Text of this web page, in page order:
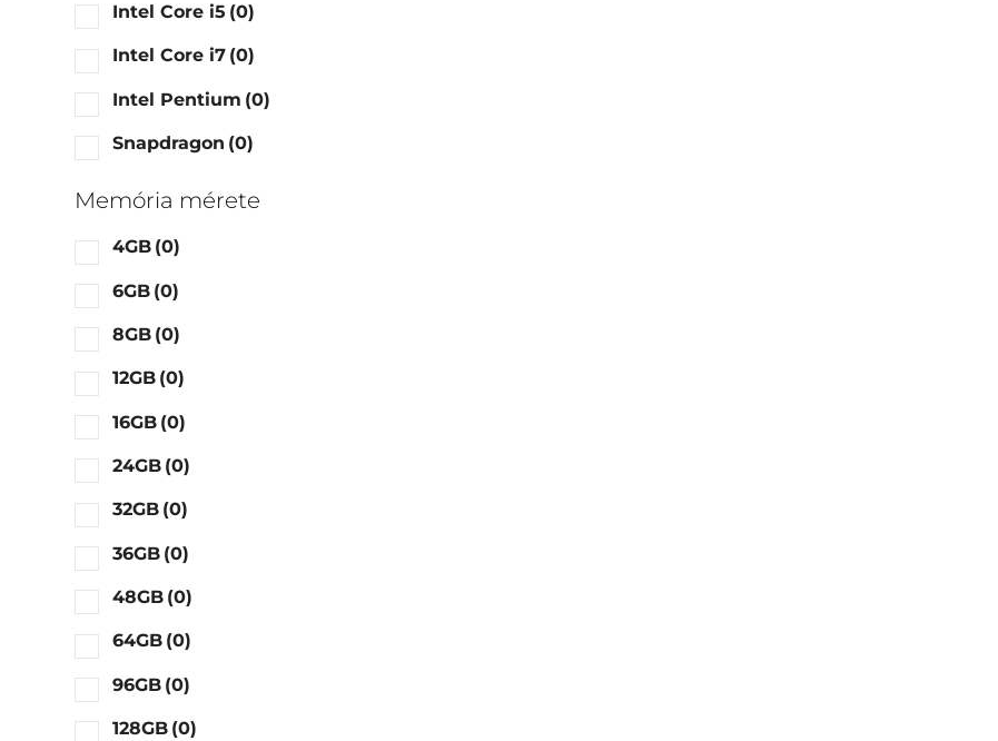
Intel Core i5 (0)
Intel Core i7 (0)
Intel Pentium (0)
Snapdragon (0)
Memória mérete
4GB (0)
6GB (0)
8GB (0)
12GB (0)
16GB (0)
24GB (0)
32GB (0)
36GB (0)
48GB (0)
64GB (0)
96GB (0)
128GB (0)